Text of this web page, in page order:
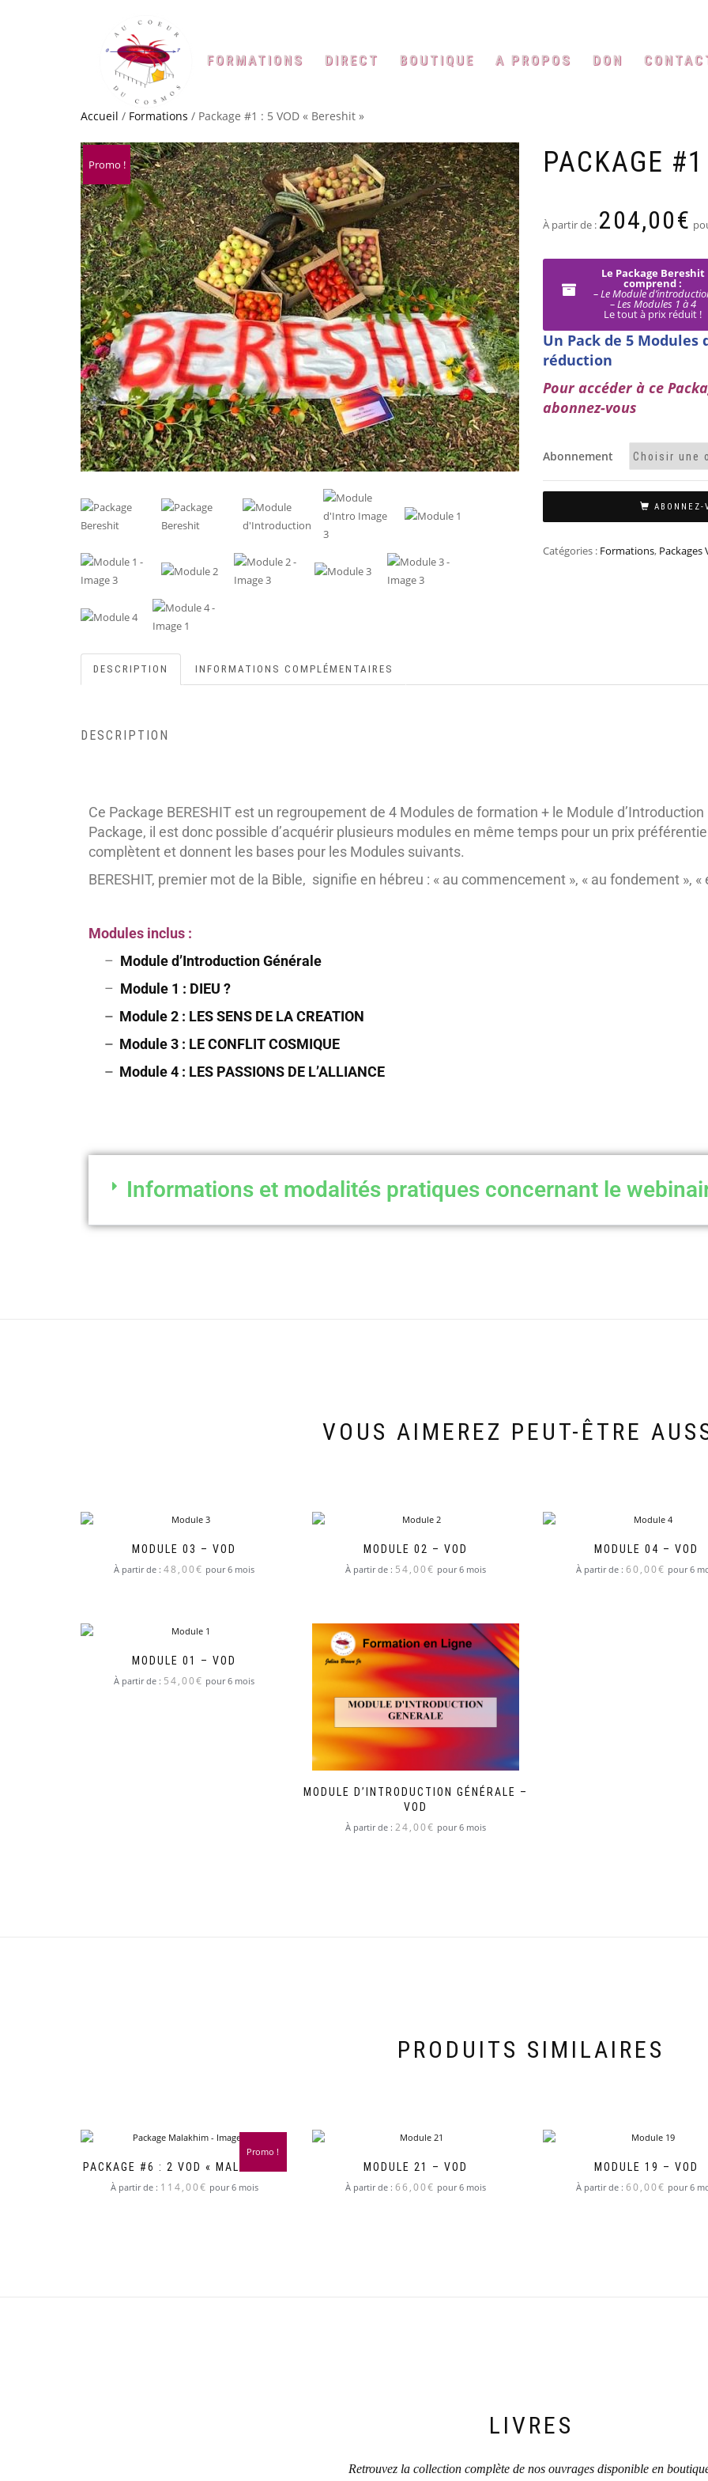
FORMATIONS DIRECT BOUTIQUE A PROPOS DON
Accueil / Formations / Package #1 : 5 VOD « Bereshit »
Promo ! PACKAGE
À partir de : 204,00€
Le Package Bereshit
comprend :
– Le Module
– Les Modules 1 à 4
Le tout à prix réduit !
Un Pack de 5 Modules
réduction
Pour accéder à ce
abonnez-vous
Abonnement
ABONNEZ-
Catégories : Formations, Packages
DESCRIPTION INFORMATIONS COMPLÉMENTAIRES
DESCRIPTION
Ce Package BERESHIT est un regroupement de 4 Modules de formation + le Module
Package, il est donc possible d’acquérir plusieurs modules en même temps pour un prix
complètent et donnent les bases pour les Modules suivants.
BERESHIT, premier mot de la Bible, signifie en hébreu : « au commencement », « au fondement », «
Modules inclus :
– Module d’Introduction Générale
– Module 1 : DIEU ?
– Module 2 : LES SENS DE LA CREATION
– Module 3 : LE CONFLIT COSMIQUE
– Module 4 : LES PASSIONS DE L’ALLIANCE
Informations et modalités pratiques concernant le
VOUS AIMEREZ PEUT-ÊTRE
MODULE 03 – VOD
À partir de :48,00€ pour 6 mois
MODULE 02 – VOD
À partir de : 54,00€ pour 6 mois
MODULE 04 – VOD
À partir de :60,00€ pour 6
MODULE 01 – VOD
À partir de : 54,00€ pour 6 mois
MODULE D’INTRODUCTION GÉNÉRALE –
VOD
À partir de : 24,00€ pour 6 mois
PRODUITS SIMILAIRES
PACKAGE #6 : 2 VOD « MALAKHIM »
Promo !
À partir de : 114,00€ pour 6 mois
MODULE 21 – VOD
À partir de : 66,00€ pour 6 mois
MODULE 19 – VOD
À partir de :60,00€ pour 6
LIVRES
Retrouvez la collection complète de nos ouvrages disponible en